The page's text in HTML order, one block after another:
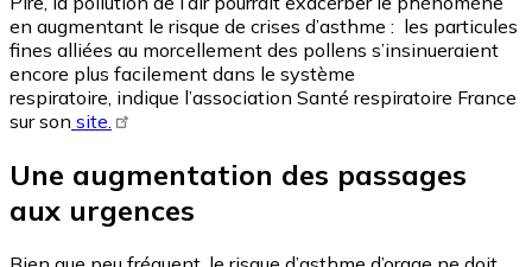
en augmentant le risque de crises d’asthme : les particules
fines alliées au morcellement des pollens s’insinueraient
encore plus facilement dans le système
respiratoire, indique l’association Santé respiratoire France
sur son site.
Une augmentation des passages
aux urgences